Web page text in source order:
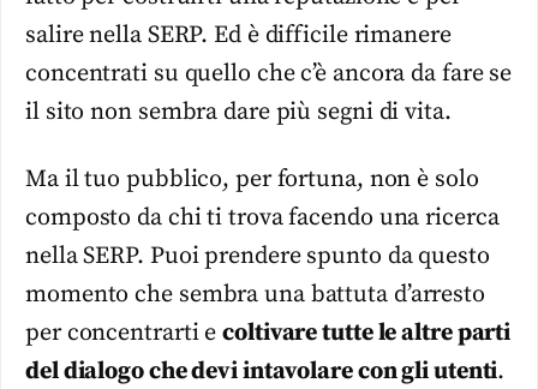
salire nella SERP. Ed è difficile rimanere
concentrati su quello che c’è ancora da fare se
il sito non sembra dare più segni di vita.
Ma il tuo pubblico, per fortuna, non è solo
composto da chi ti trova facendo una ricerca
nella SERP. Puoi prendere spunto da questo
momento che sembra una battuta d’arresto
per concentrarti ecoltivare tutte le altre parti
del dialogo che devi intavolare con gli utenti.